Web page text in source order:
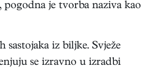
je tvorba naziva kao
sastojaka iz biljke. Svježe
se izravno u izradbi